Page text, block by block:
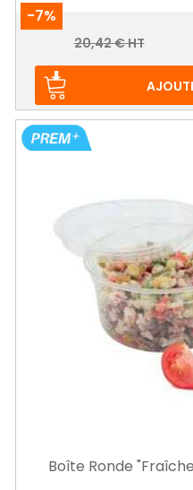
-7%
Prix
Prix
20,42 € HT
Boîte Ronde